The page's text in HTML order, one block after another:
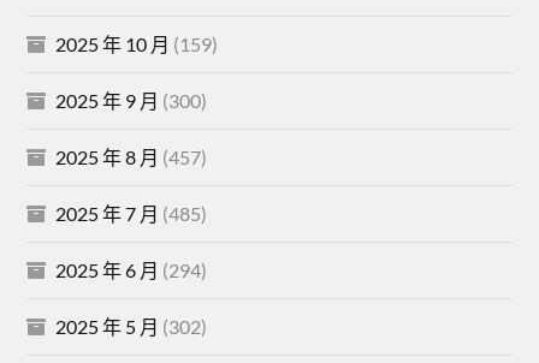
2025 年 10 月 (159)
2025 年 9 月 (300)
2025 年 8 月 (457)
2025 年 7 月 (485)
2025 年 6 月 (294)
2025 年 5 月 (302)